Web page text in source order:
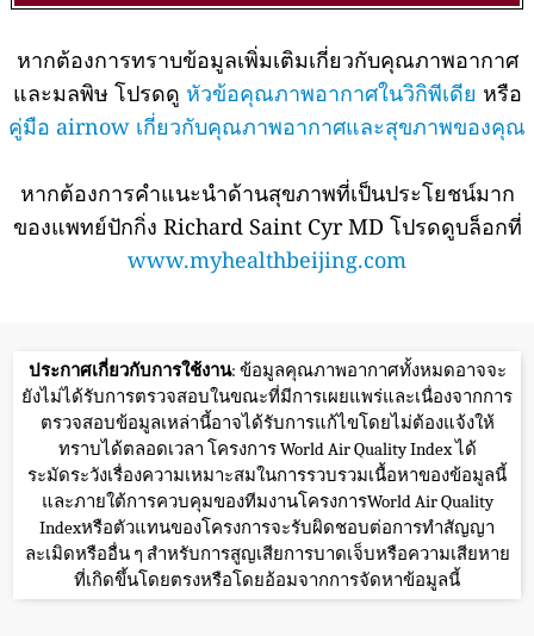
หากต้องการทราบข้อมูลเพิ่มเติมเกี่ยวกับคุณภาพอากาศ
และมลพิษ โปรดดู หัวข้อคุณภาพอากาศในวิกิพีเดีย หรือ
คู่มือ airnow เกี่ยวกับคุณภาพอากาศและสุขภาพของคุณ
หากต้องการคำแนะนำด้านสุขภาพที่เป็นประโยชน์มาก
ของแพทย์ปักกิ่ง Richard Saint Cyr MD โปรดดูบล็อกที่
www.myhealthbeijing.com
ประกาศเกี่ยวกับการใช้งาน: ข้อมูลคุณภาพอากาศทั้งหมดอาจจะ
ยังไม่ได้รับการตรวจสอบในขณะที่มีการเผยแพร่และเนื่องจากการ
ตรวจสอบข้อมูลเหล่านี้อาจได้รับการแก้ไขโดยไม่ต้องแจ้งให้
ทราบได้ตลอดเวลา โครงการ World Air Quality Index ได้
ระมัดระวังเรื่องความเหมาะสมในการรวบรวมเนื้อหาของข้อมูลนี้
และภายใต้การควบคุมของทีมงานโครงการWorld Air Quality
Indexหรือตัวแทนของโครงการจะรับผิดชอบต่อการทำสัญญา
ละเมิดหรืออื่น ๆ สำหรับการสูญเสียการบาดเจ็บหรือความเสียหาย
ที่เกิดขึ้นโดยตรงหรือโดยอ้อมจากการจัดหาข้อมูลนี้